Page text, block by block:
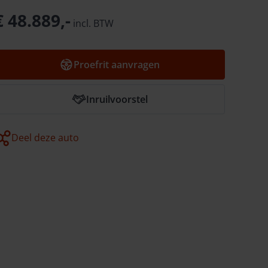
48.889,- incl. BTW
Proefrit aanvragen
Inruilvoorstel
Deel deze auto